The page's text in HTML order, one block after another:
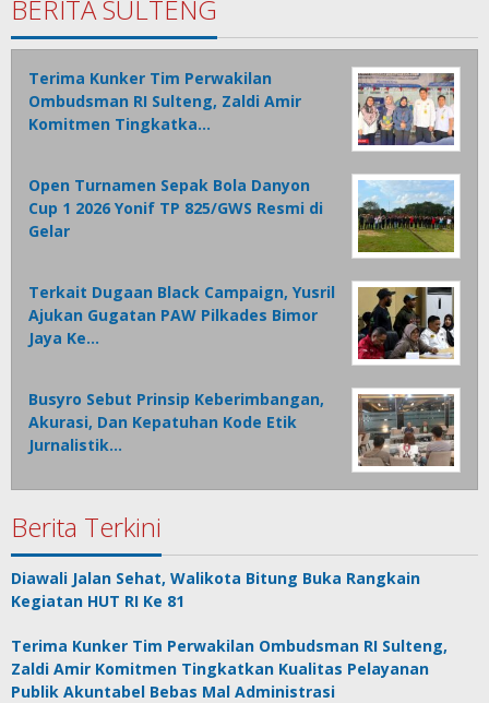
BERITA SULTENG
Terima Kunker Tim Perwakilan
Ombudsman RI Sulteng, Zaldi Amir
Komitmen Tingkatka…
Open Turnamen Sepak Bola Danyon
Cup 1 2026 Yonif TP 825/GWS Resmi di
Gelar
Terkait Dugaan Black Campaign, Yusril
Ajukan Gugatan PAW Pilkades Bimor
Jaya Ke…
Busyro Sebut Prinsip Keberimbangan,
Akurasi, Dan Kepatuhan Kode Etik
Jurnalistik…
Berita Terkini
Diawali Jalan Sehat, Walikota Bitung Buka Rangkain
Kegiatan HUT RI Ke 81
Terima Kunker Tim Perwakilan Ombudsman RI Sulteng,
Zaldi Amir Komitmen Tingkatkan Kualitas Pelayanan
Publik Akuntabel Bebas Mal Administrasi